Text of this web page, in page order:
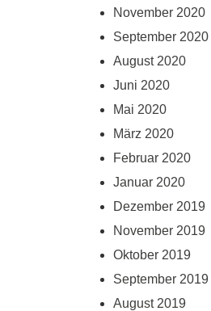
November 2020
September 2020
August 2020
Juni 2020
Mai 2020
März 2020
Februar 2020
Januar 2020
Dezember 2019
November 2019
Oktober 2019
September 2019
August 2019